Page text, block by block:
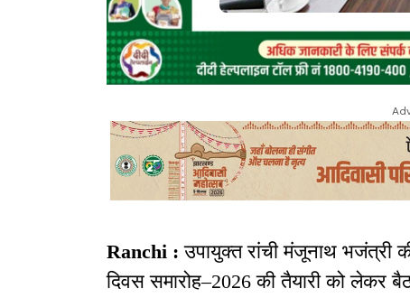
Ranchi :उपायुक्त रांची मंजूनाथ भजंत्री
दिवस समारोह–2026 की तैयारी को लेकर